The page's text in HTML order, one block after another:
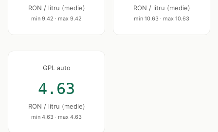
RON / litru (medie)
min 9.42 · max 9.42
RON / litru (medie)
min 10.63 · max 10.63
GPL auto
4.63
RON / litru (medie)
min 4.63 · max 4.63